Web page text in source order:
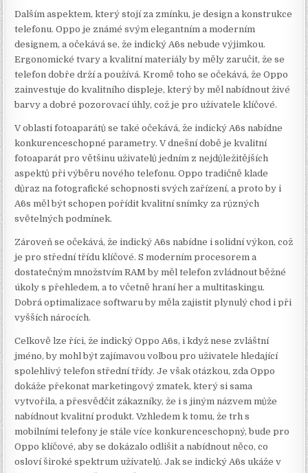
Dalším aspektem, který stojí za zmínku, je design a konstrukce
telefonu. Oppo je známé svým elegantním a moderním
designem, a očekává se, že indický A6s nebude výjimkou.
Ergonomické tvary a kvalitní materiály by měly zaručit, že se
telefon dobře drží a používá. Kromě toho se očekává, že Oppo
zainvestuje do kvalitního displeje, který by měl nabídnout živé
barvy a dobré pozorovací úhly, což je pro uživatele klíčové.
V oblasti fotoaparátů se také očekává, že indický A6s nabídne
konkurenceschopné parametry. V dnešní době je kvalitní
fotoaparát pro většinu uživatelů jedním z nejdůležitějších
aspektů při výběru nového telefonu. Oppo tradičně klade
důraz na fotografické schopnosti svých zařízení, a proto by i
A6s měl být schopen pořídit kvalitní snímky za různých
světelných podmínek.
Zároveň se očekává, že indický A6s nabídne i solidní výkon, což
je pro střední třídu klíčové. S moderním procesorem a
dostatečným množstvím RAM by měl telefon zvládnout běžné
úkoly s přehledem, a to včetně hraní her a multitaskingu.
Dobrá optimalizace softwaru by měla zajistit plynulý chod i při
vyšších nárocích.
Celkově lze říci, že indický Oppo A6s, i když nese zvláštní
jméno, by mohl být zajímavou volbou pro uživatele hledající
spolehlivý telefon střední třídy. Je však otázkou, zda Oppo
dokáže překonat marketingový zmatek, který si sama
vytvořila, a přesvědčit zákazníky, že i s jiným názvem může
nabídnout kvalitní produkt. Vzhledem k tomu, že trh s
mobilními telefony je stále více konkurenceschopný, bude pro
Oppo klíčové, aby se dokázalo odlišit a nabídnout něco, co
osloví široké spektrum uživatelů. Jak se indický A6s ukáže v